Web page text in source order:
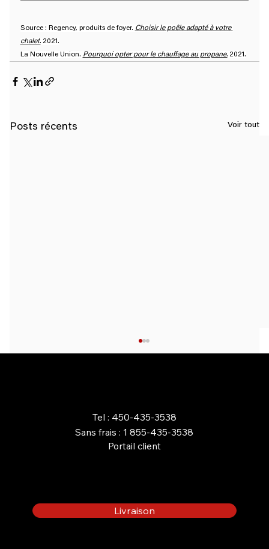
Source : Regency, produits de foyer. Choisir le poêle adapté à votre
chalet. 2021.
La Nouvelle Union. Pourquoi opter pour le chauffage au propane. 2021.
Posts récents Voir tout
MAISON OU CHALET
Tel : 450-435-3538
Sans frais : 1 855-435-3538
Portail client
Livraison